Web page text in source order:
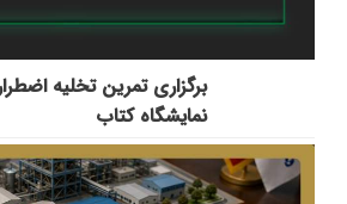
برگزاری تمرین تخلیه
نمایشگاه کتاب